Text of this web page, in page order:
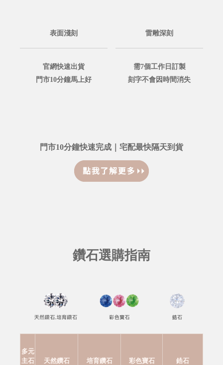
表面淺刻
官網快速出貨
門市10分鐘馬上好
雷雕深刻
需7個工作日訂製
刻字不會因時間消失
門市10分鐘快速完成｜宅配最快隔天到貨
鑽石選購指南
多元
主石
天然鑽石 培育鑽石 彩色寶石 鋯石